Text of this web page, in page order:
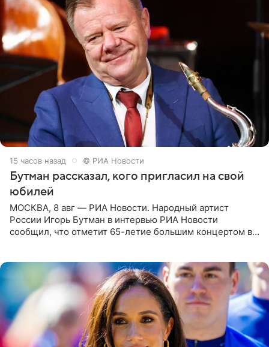
15 часов назад © РИА Новости
Бутман рассказал, кого пригласил на свой
юбилей
МОСКВА, 8 авг — РИА Новости. Народный артист
России Игорь Бутман в интервью РИА Новости
сообщил, что отметит 65-летие большим концертом в